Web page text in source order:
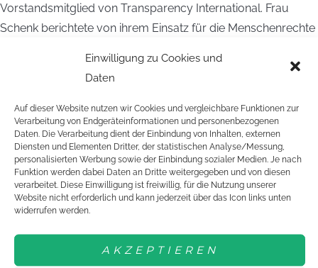
Einwilligung zu Cookies und
Daten
Auf dieser Website nutzen wir Cookies und vergleichbare Funktionen zur
Verarbeitung von Endgeräteinformationen und personenbezogenen
Daten. Die Verarbeitung dient der Einbindung von Inhalten, externen
Diensten und Elementen Dritter, der statistischen Analyse/Messung,
personalisierten Werbung sowie der Einbindung sozialer Medien. Je nach
Funktion werden dabei Daten an Dritte weitergegeben und von diesen
verarbeitet. Diese Einwilligung ist freiwillig, für die Nutzung unserer
Website nicht erforderlich und kann jederzeit über das Icon links unten
widerrufen werden.
AKZEPTIEREN
Vorstandsmitglied von Transparency International. Frau
Schenk berichtete von ihrem Einsatz für die Menschenrechte
im Rahmen der Youth Olympic Games in Buenos Aires
Sportstätten beschäftigt sind, fair behandelt? Was passiert
mit den Wohnungen im olympischen Dorf nach den Spielen?
Eine weitere gesellschaftlich interessante Erfahrung war der
Besuch eines Fußball Straßenprojektes in einem der ärmsten
Viertel in Buenos Aires. Schon auf dem Weg dorthin wurde
uns klar, dass die Leute dort unter sehr einfachen
Bedingungen leben. Doch umso herzlicher wurden wir von
den Kindern und den Leitern des Projektes empfangen und